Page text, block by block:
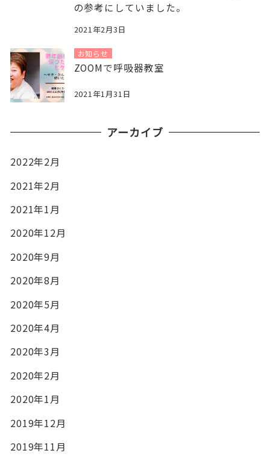
の参考にしていました。
2021年2月3日
お知らせ
ZOOMで呼吸器教室
2021年1月31日
アーカイブ
2022年2月
2021年2月
2021年1月
2020年12月
2020年9月
2020年8月
2020年5月
2020年4月
2020年3月
2020年2月
2020年1月
2019年12月
2019年11月